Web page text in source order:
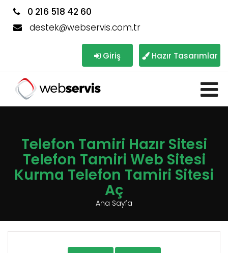
0 216 518 42 60
destek@webservis.com.tr
Hazır Tasarımlar
Giriş
Telefon Tamiri Hazır Sitesi
Telefon Tamiri Web Sitesi
Kurma Telefon Tamiri Sitesi
Aç
Ana Sayfa